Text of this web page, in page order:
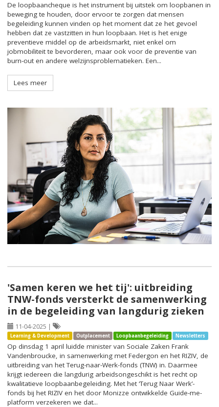
De loopbaancheque is het instrument bij uitstek om loopbanen in
beweging te houden, door ervoor te zorgen dat mensen
begeleiding kunnen vinden op het moment dat ze het gevoel
hebben dat ze vastzitten in hun loopbaan. Het is het enige
preventieve middel op de arbeidsmarkt, niet enkel om
jobmobiliteit te bevorderen, maar ook voor de preventie van
burn-out en andere welzijnsproblematieken. Een...
Lees meer
'Samen keren we het tij': uitbreiding
TNW-fonds versterkt de samenwerking
in de begeleiding van langdurig zieken
11-04-2025 |
Learning & Development Outplacement Loopbaanbegeleiding Newsletters
Op dinsdag 1 april luidde minister van Sociale Zaken Frank
Vandenbroucke, in samenwerking met Federgon en het RIZIV, de
uitbreiding van het Terug-naar-Werk-fonds (TNW) in. Daarmee
krijgt iedereen die langdurig arbeidsongeschikt is het recht op
kwalitatieve loopbaanbegeleiding. Met het ‘Terug Naar Werk’-
fonds bij het RIZIV en het door Monizze ontwikkelde Guide-me-
platform verzekeren we dat...